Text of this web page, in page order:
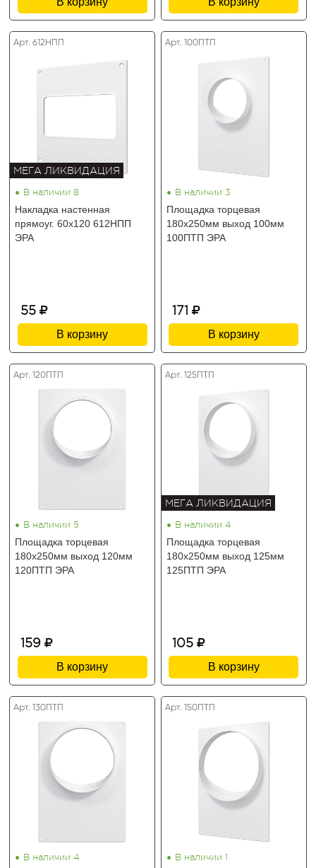
Арт. 612НПП
МЕГА ЛИКВИДАЦИЯ
• В наличии 8
Накладка настенная
прямоуг. 60х120 612НПП
ЭРА
55
В корзину
Арт. 100ПТП
• В наличии 3
Площадка торцевая
180х250мм выход 100мм
100ПТП ЭРА
171
В корзину
Арт. 120ПТП
• В наличии 5
Площадка торцевая
180х250мм выход 120мм
120ПТП ЭРА
159
В корзину
Арт. 125ПТП
МЕГА ЛИКВИДАЦИЯ
• В наличии 4
Площадка торцевая
180х250мм выход 125мм
125ПТП ЭРА
105
В корзину
Арт. 130ПТП
• В наличии 4
Арт. 150ПТП
• В наличии 1